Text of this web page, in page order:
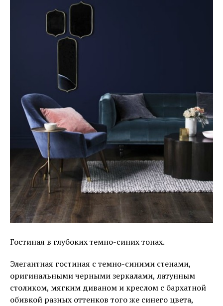
Гостиная в глубоких темно-синих тонах.
Элегантная гостиная с темно-синими стенами,
оригинальными черными зеркалами, латунным
столиком, мягким диваном и креслом с бархатной
обивкой разных оттенков того же синего цвета,